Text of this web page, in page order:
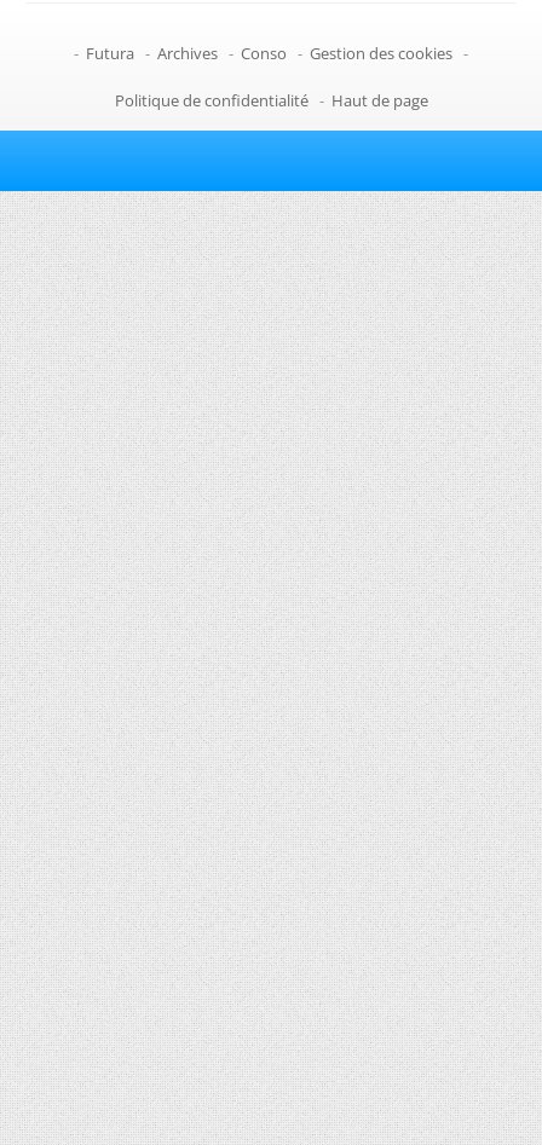
- Futura - Archives - Conso - Gestion des cookies -
Politique de confidentialité - Haut de page